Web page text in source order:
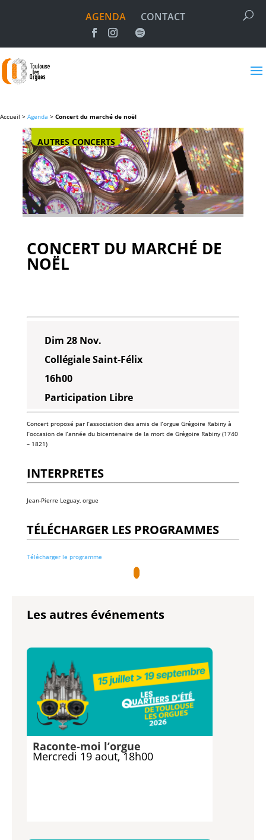
AGENDA CONTACT
Accueil > Agenda > Concert du marché de noël
AUTRES CONCERTS
CONCERT DU MARCHÉ DE
NOËL
Dim 28 Nov.
Collégiale Saint-Félix
16h00
Participation Libre
Concert proposé par l’association des amis de l’orgue Grégoire Rabiny à
l’occasion de l’année du bicentenaire de la mort de Grégoire Rabiny (1740
– 1821)
INTERPRETES
Jean-Pierre Leguay, orgue
TÉLÉCHARGER LES PROGRAMMES
Télécharger le programme
Les autres événements
Raconte-moi l’orgue
Mercredi 19 aout, 18h00